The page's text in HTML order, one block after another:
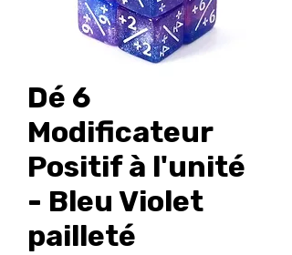
Dé 6
Modificateur
Positif à l'unité
- Bleu Violet
pailleté